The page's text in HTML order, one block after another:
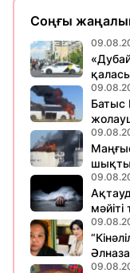
Соңғы
Батыс
шықты
мәйіті